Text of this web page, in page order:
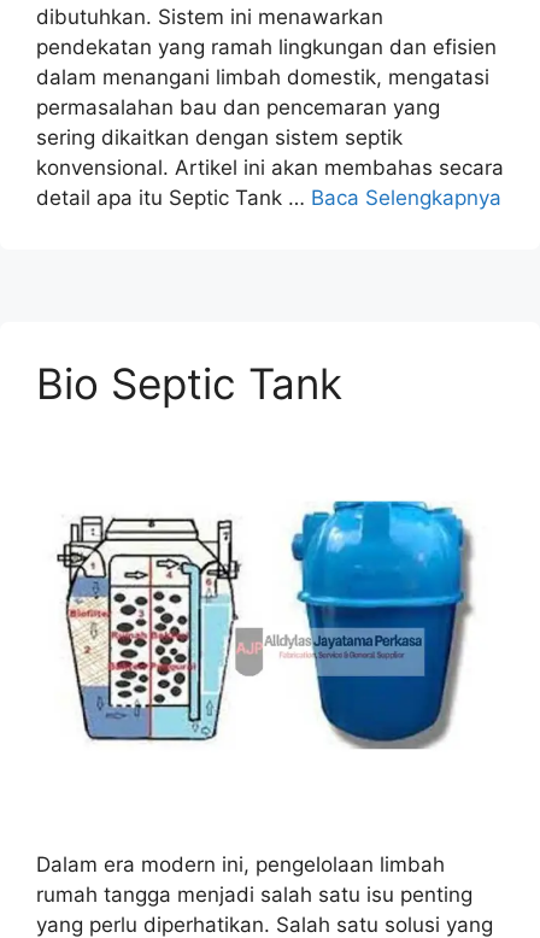
dibutuhkan. Sistem ini menawarkan
pendekatan yang ramah lingkungan dan efisien
dalam menangani limbah domestik, mengatasi
permasalahan bau dan pencemaran yang
sering dikaitkan dengan sistem septik
konvensional. Artikel ini akan membahas secara
detail apa itu Septic Tank … Baca Selengkapnya
Bio Septic Tank
Dalam era modern ini, pengelolaan limbah
rumah tangga menjadi salah satu isu penting
yang perlu diperhatikan. Salah satu solusi yang